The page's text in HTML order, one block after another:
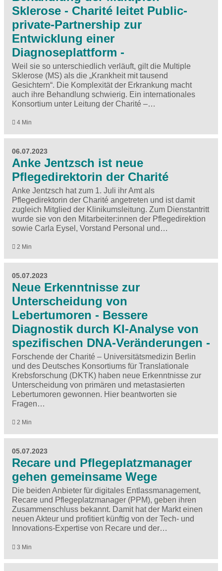
Sklerose - Charité leitet Public-
private-Partnership zur
Entwicklung einer
Diagnoseplattform -
Weil sie so unterschiedlich verläuft, gilt die Multiple
Sklerose (MS) als die „Krankheit mit tausend
Gesichtern“. Die Komplexität der Erkrankung macht
auch ihre Behandlung schwierig. Ein internationales
Konsortium unter Leitung der Charité –…
4 Min
06.07.2023
Anke Jentzsch ist neue
Pflegedirektorin der Charité
Anke Jentzsch hat zum 1. Juli ihr Amt als
Pflegedirektorin der Charité angetreten und ist damit
zugleich Mitglied der Klinikumsleitung. Zum Dienstantritt
wurde sie von den Mitarbeiter:innen der Pflegedirektion
sowie Carla Eysel, Vorstand Personal und…
2 Min
05.07.2023
Neue Erkenntnisse zur
Unterscheidung von
Lebertumoren - Bessere
Diagnostik durch KI-Analyse von
spezifischen DNA-Veränderungen -
Forschende der Charité – Universitätsmedizin Berlin
und des Deutsches Konsortiums für Translationale
Krebsforschung (DKTK) haben neue Erkenntnisse zur
Unterscheidung von primären und metastasierten
Lebertumoren gewonnen. Hier beantworten sie
Fragen…
2 Min
05.07.2023
Recare und Pflegeplatzmanager
gehen gemeinsame Wege
Die beiden Anbieter für digitales Entlassmanagement,
Recare und Pflegeplatzmanager (PPM), geben ihren
Zusammenschluss bekannt. Damit hat der Markt einen
neuen Akteur und profitiert künftig von der Tech- und
Innovations-Expertise von Recare und der…
3 Min